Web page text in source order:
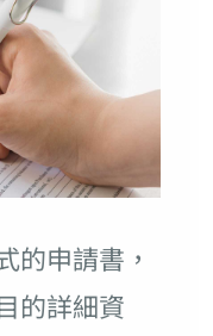
的申請書，
的詳細資